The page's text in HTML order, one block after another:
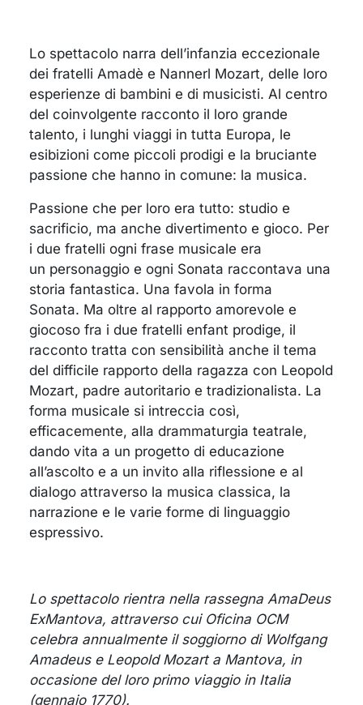
Lo spettacolo narra dell’infanzia eccezionale
dei fratelli Amadè e Nannerl Mozart, delle loro
esperienze di bambini e di musicisti. Al centro
del coinvolgente racconto il loro grande
talento, i lunghi viaggi in tutta Europa, le
esibizioni come piccoli prodigi e la bruciante
passione che hanno in comune: la musica.
Passione che per loro era tutto: studio e
sacrificio, ma anche divertimento e gioco. Per
i due fratelli ogni frase musicale era
un personaggio e ogni Sonata raccontava una
storia fantastica. Una favola in forma
Sonata. Ma oltre al rapporto amorevole e
giocoso fra i due fratelli enfant prodige, il
racconto tratta con sensibilità anche il tema
del difficile rapporto della ragazza con Leopold
Mozart, padre autoritario e tradizionalista. La
forma musicale si intreccia così,
efficacemente, alla drammaturgia teatrale,
dando vita a un progetto di educazione
all’ascolto e a un invito alla riflessione e al
dialogo attraverso la musica classica, la
narrazione e le varie forme di linguaggio
espressivo.
Lo spettacolo rientra nella rassegna AmaDeus
ExMantova, attraverso cui Oficina OCM
celebra annualmente il soggiorno di Wolfgang
Amadeus e Leopold Mozart a Mantova, in
occasione del loro primo viaggio in Italia
(gennaio 1770).